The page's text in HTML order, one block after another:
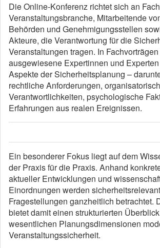
Die Online-Konferenz richtet sich an
Veranstaltungsbranche, Mitarbeitende
Behörden und Genehmigungsstellen
Akteure, die Verantwortung für die
Veranstaltungen tragen. In
ausgewiesene Expertinnen und
Aspekte der Sicherheitsplanung –
rechtliche Anforderungen,
Verantwortlichkeiten, psychologische
Erfahrungen aus realen Ereignissen.
Ein besonderer Fokus liegt auf dem
der Praxis für die Praxis. Anhand
aktueller Entwicklungen und
Einordnungen werden
Fragestellungen ganzheitlich betrachtet.
bietet damit einen strukturierten
wesentlichen Planungsdimensionen
Veranstaltungssicherheit.